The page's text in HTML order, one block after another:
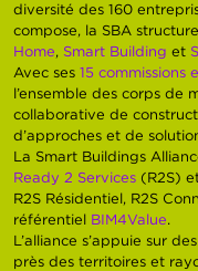
diversité des 160
compose, la SBA
Home, Smart Building et
Avec ses15 commissions
l’ensemble des corps de
collaborative de
d’approches et de
La Smart Buildings
Ready 2 Services (R2S)
R2S Résidentiel, R2S
référentiel BIM4Value.
L’alliance s’appuie sur
près des territoires et